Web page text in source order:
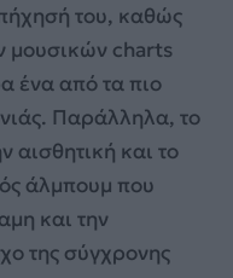
του, καθώς
μουσικών charts
ένα από τα πιο
Παράλληλα, το
αισθητική και το
άλμπουμ που
και την
της σύγχρονης